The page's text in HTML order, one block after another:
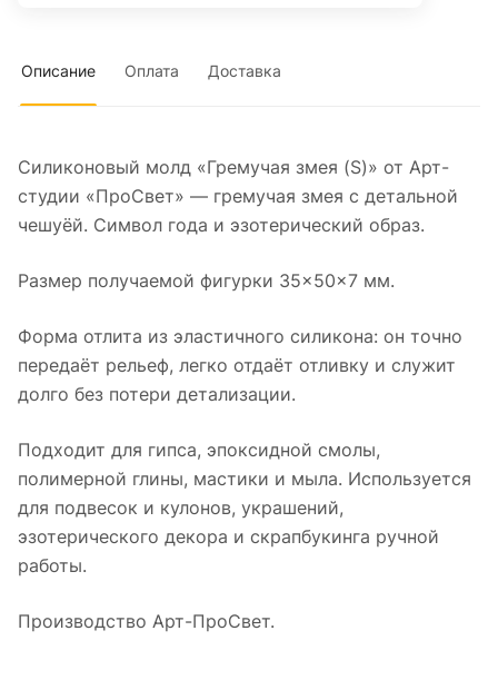
Описание Оплата Доставка
Силиконовый молд «Гремучая змея (S)» от Арт-
студии «ПроСвет» — гремучая змея с детальной
чешуёй. Символ года и эзотерический образ.
Размер получаемой фигурки 35×50×7 мм.
Форма отлита из эластичного силикона: он точно
передаёт рельеф, легко отдаёт отливку и служит
долго без потери детализации.
Подходит для гипса, эпоксидной смолы,
полимерной глины, мастики и мыла. Используется
для подвесок и кулонов, украшений,
эзотерического декора и скрапбукинга ручной
работы.
Производство Арт-ПроСвет.